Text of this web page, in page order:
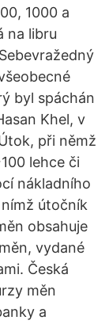
1000 a
na libru
byl spáchán
Khel, v
při němž
lehce či
nákladního
útočník
obsahuje
vydané
Česká
měn
a